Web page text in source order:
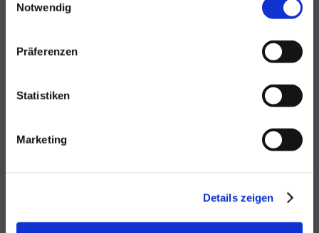
Notwendig
Präferenzen
Statistiken
Marketing
Details zeigen
NATIVE INSTRUMENTS
In Zusammenarbeit mit Filmregisseurin
inszenierte
Studiosoftware